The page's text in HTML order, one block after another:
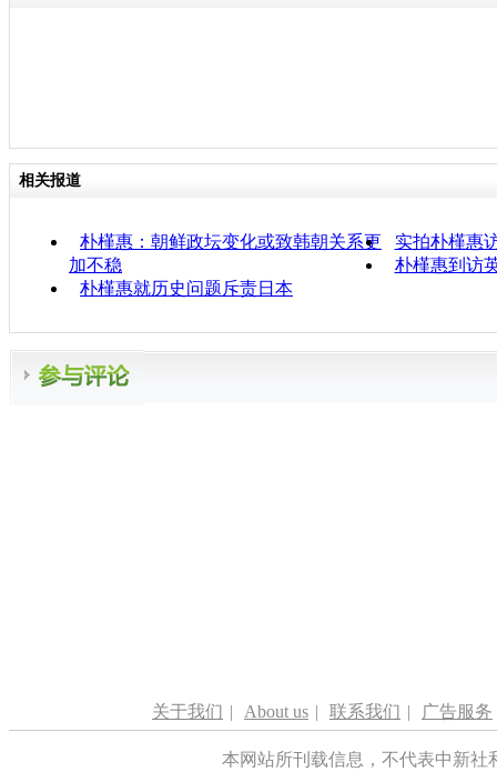
相关报道
朴槿惠：朝鲜政坛变化或致韩朝关系更
加不稳
实拍朴槿惠
朴槿惠到访
朴槿惠就历史问题斥责日本
关于我们 | About us | 联系我们 | 广告服务
本网站所刊载信息，不代表中新